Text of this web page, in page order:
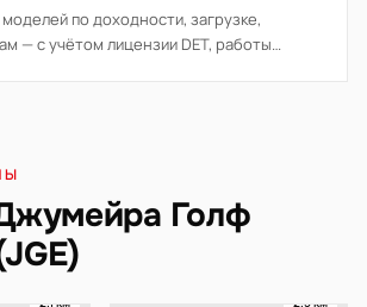
по доходности, загрузке,
— с учётом лицензии DET, работы
Голф
2.1 км 2.5 км